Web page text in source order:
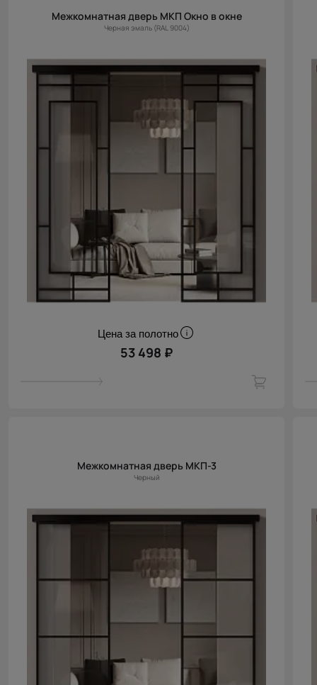
Межкомнатная дверь МКП Окно в окне
Черная эмаль (RAL 9004)
Цена за полотно
53 498 ₽
Межкомнатная дверь МКП-3
Черный